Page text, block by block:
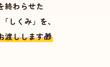
終わらせた
しくみ」を、
渡しします🎁